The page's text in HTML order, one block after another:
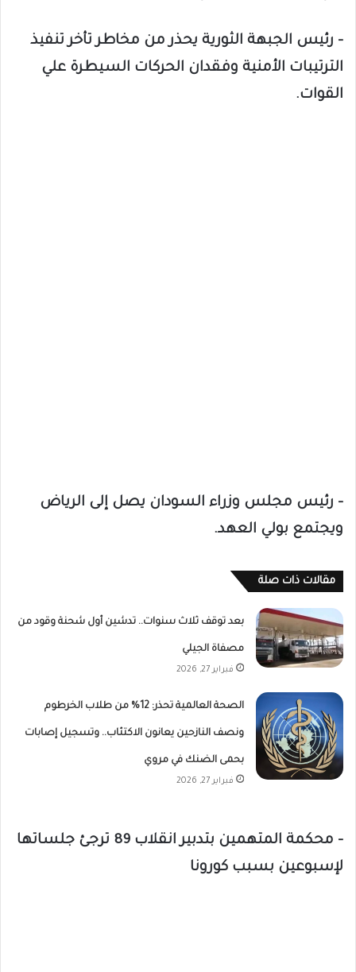
– رئيس الجبهة الثورية يحذر من مخاطر تأخر تنفيذ
الترتيبات الأمنية وفقدان الحركات السيطرة علي
القوات.
– رئيس مجلس وزراء السودان يصل إلى الرياض
ويجتمع بولي العهد.
مقالات ذات صلة
بعد توقف ثلاث سنوات.. تدشين أول شحنة وقود من
مصفاة الجيلي
فبراير 27, 2026
الصحة العالمية تحذر: 12% من طلاب الخرطوم
ونصف النازحين يعانون الاكتئاب.. وتسجيل إصابات
بحمى الضنك في مروي
فبراير 27, 2026
– محكمة المتهمين بتدبير انقلاب 89 ترجئ جلساتها
لإسبوعين بسبب كورونا